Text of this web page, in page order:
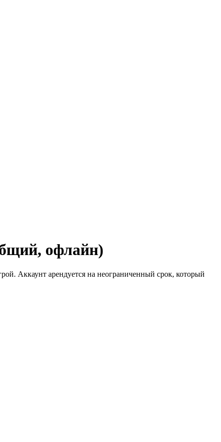
офлайн)
Аккаунт арендуется на неограниченный срок, который